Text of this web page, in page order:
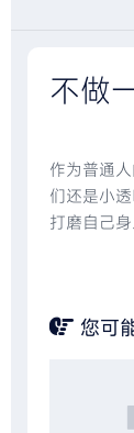
不做
作为普通
们还是小
打磨自己
您可